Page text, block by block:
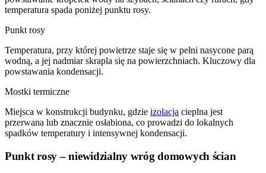
temperatura spada poniżej punktu rosy.
Punkt rosy
Temperatura, przy której powietrze staje się w pełni nasycone parą
wodną, a jej nadmiar skrapla się na powierzchniach. Kluczowy dla
powstawania kondensacji.
Mostki termiczne
Miejsca w konstrukcji budynku, gdzie izolacja cieplna jest
przerwana lub znacznie osłabiona, co prowadzi do lokalnych
spadków temperatury i intensywnej kondensacji.
Punkt rosy – niewidzialny wróg domowych ścian